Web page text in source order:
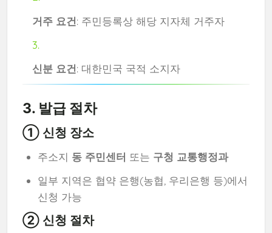
거주 요건: 주민등록상 해당 지자체 거주자
신분 요건: 대한민국 국적 소지자
3. 발급 절차
① 신청 장소
주소지 동 주민센터 또는 구청 교통행정과
일부 지역은 협약 은행(농협, 우리은행 등)에서
신청 가능
② 신청 절차